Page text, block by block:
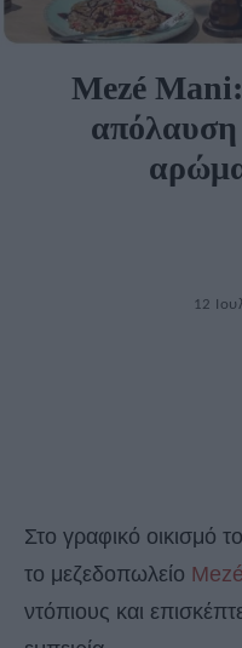
Mezé
απόλαυση
12
Στο γραφικό οικισμό
το μεζεδοπωλείο
ντόπιους και